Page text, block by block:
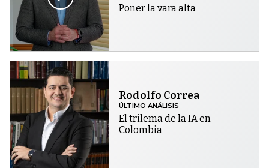
Poner la vara alta
Rodolfo Correa
ÚLTIMO ANÁLISIS
El trilema de la IA en
Colombia